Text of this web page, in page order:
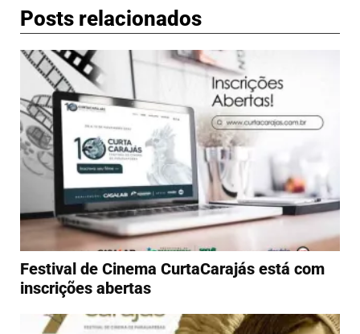
Posts relacionados
Festival de Cinema CurtaCarajás está com
inscrições abertas